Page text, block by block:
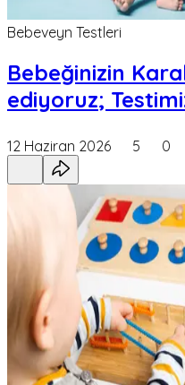
Bebeveyn Testleri
Bebeğinizin
ediyoruz;
12 Haziran 2026 5 0